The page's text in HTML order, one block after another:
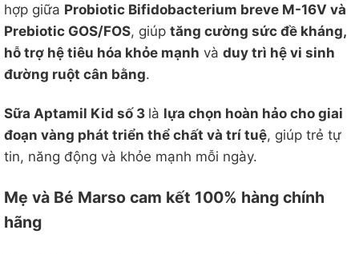
hợp giữa Probiotic Bifidobacterium breve M-16V và
Prebiotic GOS/FOS, giúp tăng cường sức đề kháng,
hỗ trợ hệ tiêu hóa khỏe mạnh và duy trì hệ vi sinh
đường ruột cân bằng.
Sữa Aptamil Kid số 3 là lựa chọn hoàn hảo cho giai
đoạn vàng phát triển thể chất và trí tuệ, giúp trẻ tự
tin, năng động và khỏe mạnh mỗi ngày.
Mẹ và Bé Marso cam kết 100% hàng chính
hãng